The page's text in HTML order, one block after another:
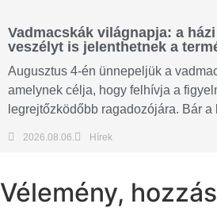
Vadmacskák világnapja: a
veszélyt is jelenthetnek a
Augusztus 4-én ünnepeljük a
amelynek célja, hogy felhívja a
legrejtőzködőbb ragadozójára. Bár a
2026.08.06. Hírek
Vélemény,